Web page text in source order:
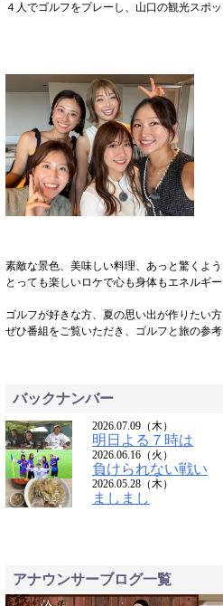
４人でゴルフをプレーし、山口の観光スポ
素敵な景色、美味しい料理、あっと驚くよ
とっても楽しいロケで心も身体もエネルギ
ゴルフが好きな方、夏の思い出が作りたい
ぜひ番組をご覧いただき、ゴルフと旅の参
バックナンバー
2026.07.09（木）
明日よる７時は
2026.06.16（火）
負けられない戦い
2026.05.28（木）
ましまし
アナウンサーブログ一覧